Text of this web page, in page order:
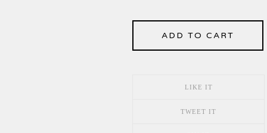
ADD TO CART
LIKE IT
TWEET IT